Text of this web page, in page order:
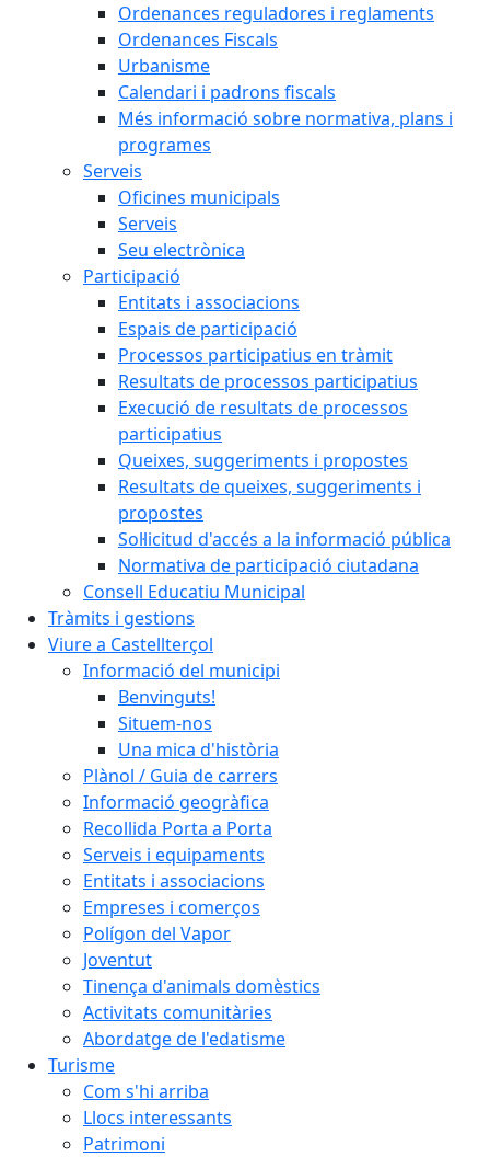
Ordenances reguladores i reglaments
Ordenances Fiscals
Urbanisme
Calendari i padrons fiscals
Més informació sobre normativa, plans i
programes
Serveis
Oficines municipals
Serveis
Seu electrònica
Participació
Entitats i associacions
Espais de participació
Processos participatius en tràmit
Resultats de processos participatius
Execució de resultats de processos
participatius
Queixes, suggeriments i propostes
Resultats de queixes, suggeriments i
propostes
Sol·licitud d'accés a la informació pública
Normativa de participació ciutadana
Consell Educatiu Municipal
Tràmits i gestions
Viure a Castellterçol
Informació del municipi
Benvinguts!
Situem-nos
Una mica d'història
Plànol / Guia de carrers
Informació geogràfica
Recollida Porta a Porta
Serveis i equipaments
Entitats i associacions
Empreses i comerços
Polígon del Vapor
Joventut
Tinença d'animals domèstics
Activitats comunitàries
Abordatge de l'edatisme
Turisme
Com s'hi arriba
Llocs interessants
Patrimoni